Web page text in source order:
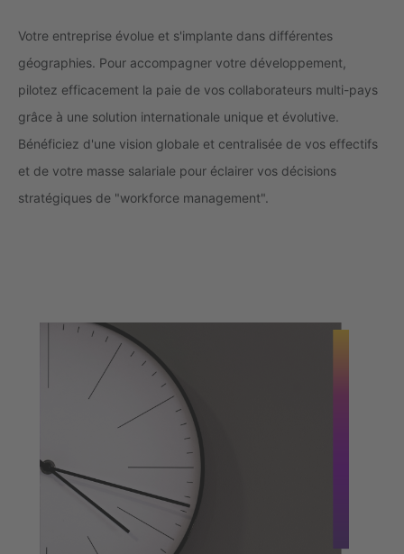
Votre entreprise évolue et s'implante dans différentes
géographies. Pour accompagner votre développement,
pilotez efficacement la paie de vos collaborateurs multi-pays
grâce à une solution internationale unique et évolutive.
Bénéficiez d'une vision globale et centralisée de vos effectifs
et de votre masse salariale pour éclairer vos décisions
stratégiques de "workforce management".